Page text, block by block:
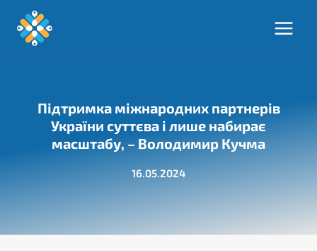
Перейти
Підтримка міжнародних партнерів
України суттєва і лише набирає
масштабу, – Володимир Кучма
16.05.2024